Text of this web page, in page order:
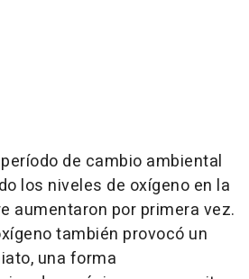
de cambio ambiental
los niveles de oxígeno en la
aumentaron por primera vez.
también provocó un
una forma